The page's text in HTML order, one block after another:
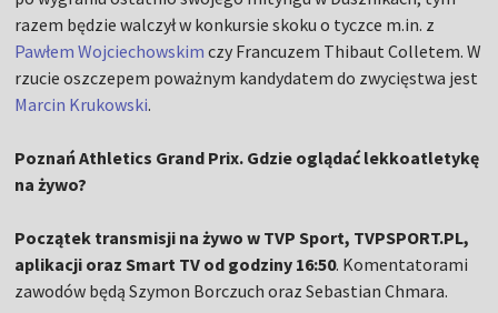
razem będzie walczył w konkursie skoku o tyczce m.in. z
Pawłem Wojciechowskim czy Francuzem Thibaut Colletem. W
rzucie oszczepem poważnym kandydatem do zwycięstwa jest
Marcin Krukowski.
Poznań Athletics Grand Prix. Gdzie oglądać lekkoatletykę
na żywo?
Początek transmisji na żywo w TVP Sport, TVPSPORT.PL,
aplikacji oraz Smart TV od godziny 16:50. Komentatorami
zawodów będą Szymon Borczuch oraz Sebastian Chmara.